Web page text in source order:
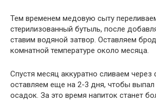
Тем временем медовую сыту
стерилизованный бутыль, после
ставим водяной затвор. Оставляем
комнатной температуре около месяца.
Спустя месяц аккуратно сливаем через
оставляем еще на 2-3 дня, чтобы выпал
осадок. За это время напиток станет